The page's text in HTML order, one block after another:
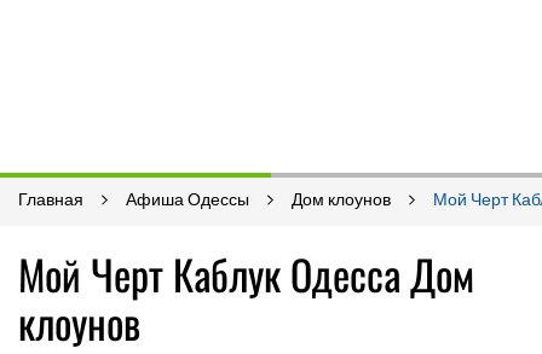
Главная Афиша Одессы Дом клоунов Мой Черт
Мой Черт Каблук Одесса Дом
клоунов